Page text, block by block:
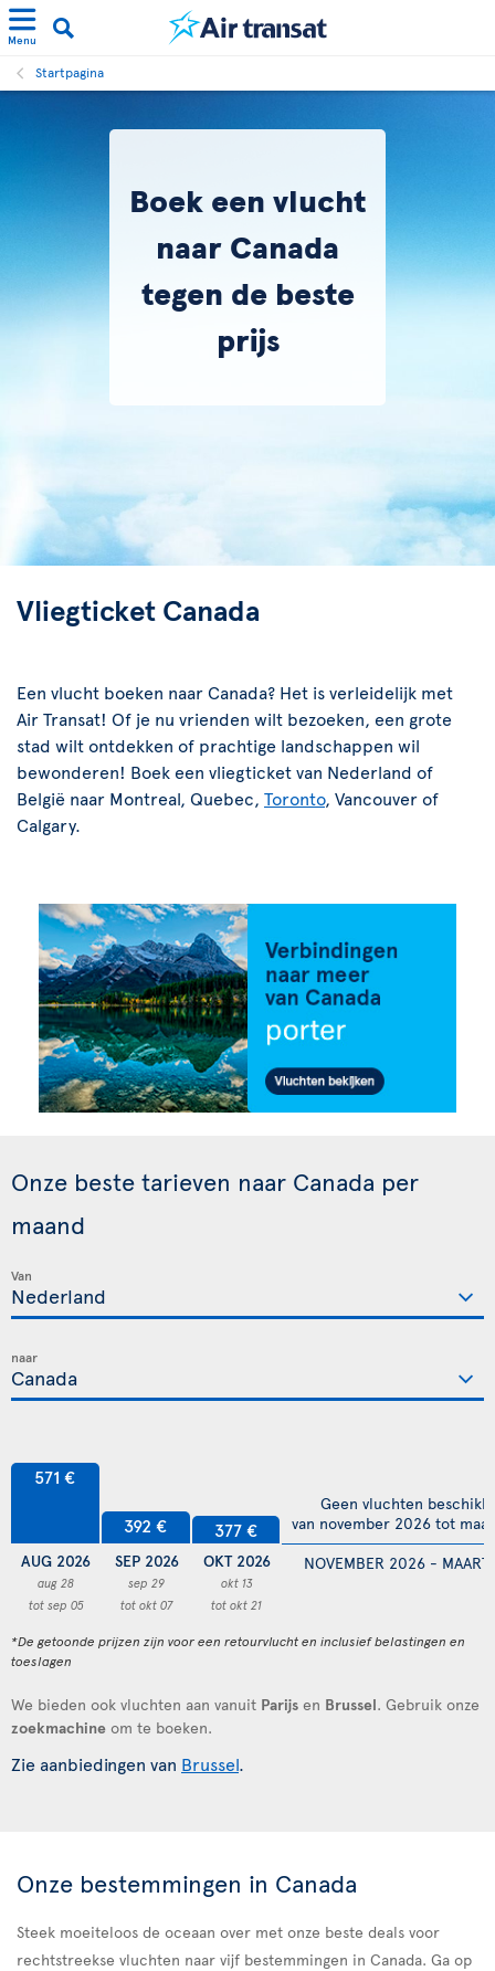
Menu
Startpagina
Boek een vlucht
naar Canada
tegen de beste
prijs
Vliegticket Canada
Een vlucht boeken naar Canada? Het is verleidelijk met
Air Transat! Of je nu vrienden wilt bezoeken, een grote
stad wilt ontdekken of prachtige landschappen wil
bewonderen! Boek een vliegticket van Nederland of
België naar Montreal, Quebec, Toronto, Vancouver of
Calgary.
Onze beste tarieven naar Canada per
maand
Van
naar
571 €
AUG 2026
aug 28
tot sep 05
392 €
SEP 2026
sep 29
tot okt 07
377 €
OKT 2026
okt 13
tot okt 21
NOVEMBER 2026 -
Geen vluchten
van november 2026 tot
*De getoonde prijzen zijn voor een retourvlucht en inclusief belastingen en
toeslagen
We bieden ook vluchten aan vanuit Parijs en Brussel. Gebruik onze
zoekmachine om te boeken.
Zie aanbiedingen van Brussel.
Onze bestemmingen in Canada
Steek moeiteloos de oceaan over met onze beste deals voor
rechtstreekse vluchten naar vijf bestemmingen in Canada. Ga op